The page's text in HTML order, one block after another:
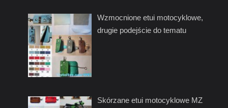
Wzmocnione etui motocyklowe,
drugie podejście do tematu
Skórzane etui motocyklowe MZ